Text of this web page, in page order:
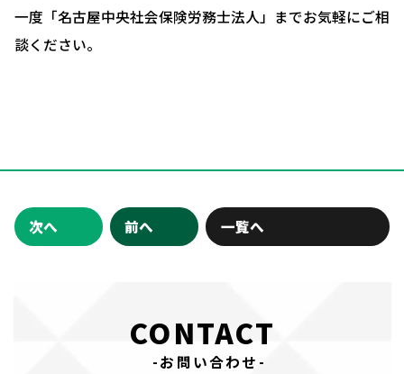
一度「名古屋中央社会保険労務士法人」までお気軽にご相
談ください。
次へ 前へ 一覧へ
CONTACT
-お問い合わせ-